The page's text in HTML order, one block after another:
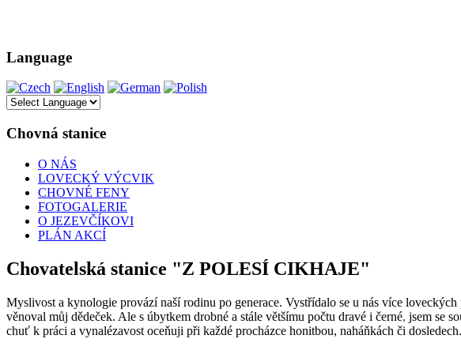
Language
Chovná stanice
O NÁS
LOVECKÝ VÝCVIK
CHOVNÉ FENY
FOTOGALERIE
O JEZEVČÍKOVI
PLÁN AKCÍ
Chovatelská stanice "Z POLESÍ CIKHAJE"
Myslivost a kynologie provází naší rodinu po generace. Vystřídalo se u nás více loveckých
věnoval můj dědeček. Ale s úbytkem drobné a stále většímu počtu dravé i černé, jsem se
chuť k práci a vynalézavost oceňuji při každé procházce honitbou, naháňkách či dosledech.